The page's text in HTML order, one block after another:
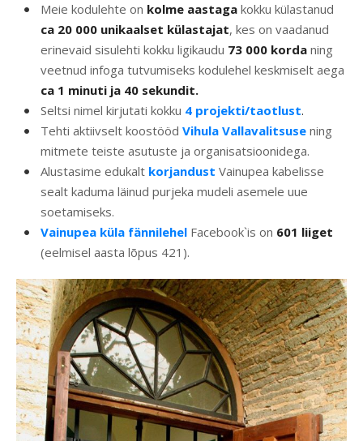
Meie kodulehte on kolme aastaga kokku külastanud
ca 20 000 unikaalset külastajat, kes on vaadanud
erinevaid sisulehti kokku ligikaudu 73 000 korda ning
veetnud infoga tutvumiseks kodulehel keskmiselt aega
ca 1 minuti ja 40 sekundit.
Seltsi nimel kirjutati kokku 4 projekti/taotlust.
Tehti aktiivselt koostööd Vihula Vallavalitsuse ning
mitmete teiste asutuste ja organisatsioonidega.
Alustasime edukalt korjandust Vainupea kabelisse
sealt kaduma läinud purjeka mudeli asemele uue
soetamiseks.
Vainupea küla fännilehel Facebook`is on 601 liiget
(eelmisel aasta lõpus 421).